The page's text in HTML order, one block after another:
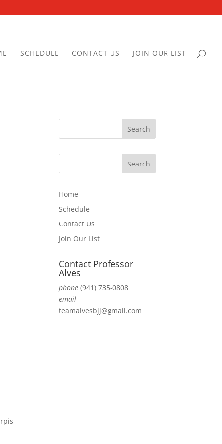
SCHEDULE CONTACT US JOIN OUR LIST
Home
Schedule
Contact Us
Join Our List
Contact Professor
Alves
phone (941) 735-0808
email
teamalvesbjj@gmail.com